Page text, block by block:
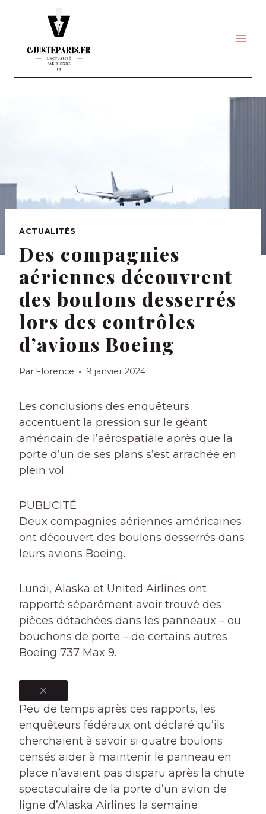
ACTUALITÉS
Des compagnies
aériennes découvrent
des boulons desserrés
lors des contrôles
d’avions Boeing
Par Florence 9 janvier 2024
Les conclusions des enquêteurs
accentuent la pression sur le géant
américain de l’aérospatiale après que la
porte d’un de ses plans s’est arrachée en
plein vol.
PUBLICITÉ
Deux compagnies aériennes américaines
ont découvert des boulons desserrés dans
leurs avions Boeing.
Lundi, Alaska et United Airlines ont
rapporté séparément avoir trouvé des
pièces détachées dans les panneaux – ou
bouchons de porte – de certains autres
Boeing 737 Max 9.
Peu de temps après ces rapports, les
enquêteurs fédéraux ont déclaré qu’ils
cherchaient à savoir si quatre boulons
censés aider à maintenir le panneau en
place n’avaient pas disparu après la chute
spectaculaire de la porte d’un avion de
ligne d’Alaska Airlines la semaine